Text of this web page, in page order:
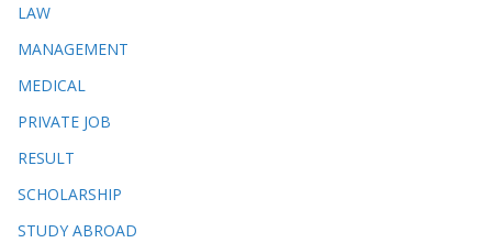
LAW
MANAGEMENT
MEDICAL
PRIVATE JOB
RESULT
SCHOLARSHIP
STUDY ABROAD